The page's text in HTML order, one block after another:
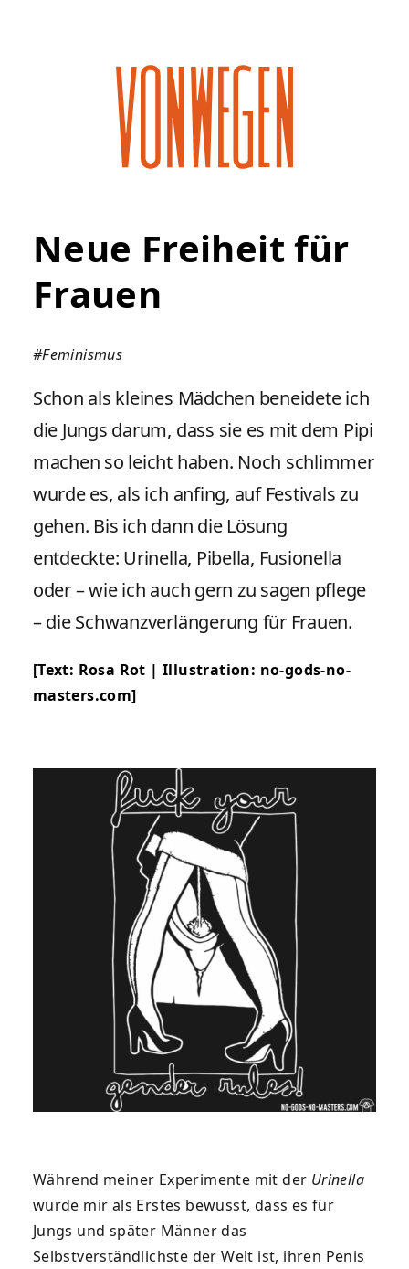
Neue Freiheit für
Frauen
#Feminismus
Schon als kleines Mädchen beneidete ich
die Jungs darum, dass sie es mit dem Pipi
machen so leicht haben. Noch schlimmer
wurde es, als ich anfing, auf Festivals zu
gehen. Bis ich dann die Lösung
entdeckte: Urinella, Pibella, Fusionella
oder – wie ich auch gern zu sagen pflege
– die Schwanzverlängerung für Frauen.
[Text: Rosa Rot | Illustration: no-gods-no-
masters.com]
Während meiner Experimente mit der Urinella
wurde mir als Erstes bewusst, dass es für
Jungs und später Männer das
Selbstverständlichste der Welt ist, ihren Penis